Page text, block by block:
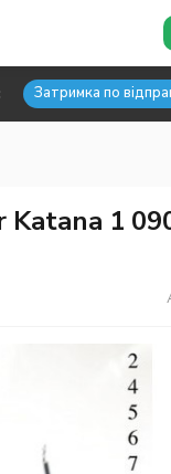
Затримка по
Katana 1